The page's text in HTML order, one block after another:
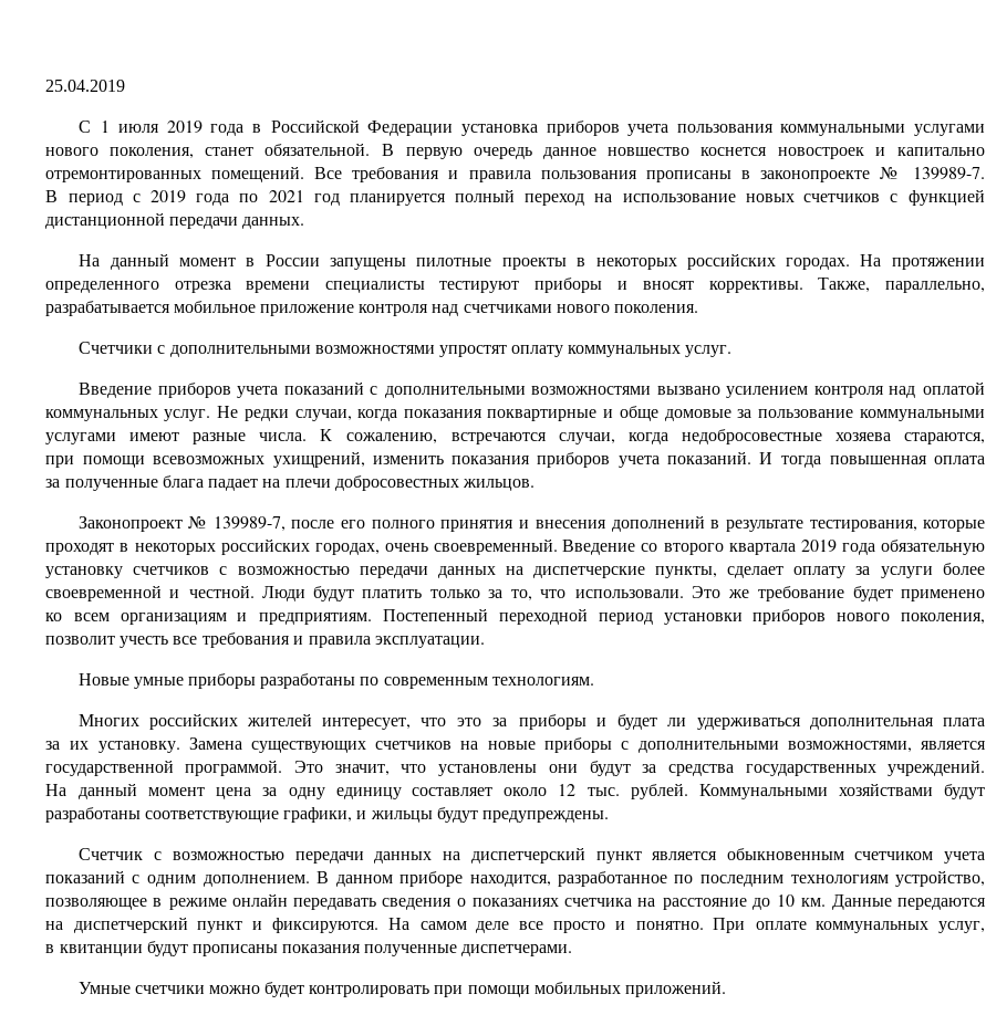
25.04.2019
С 1 июля 2019 года в Российской Федерации установка приборов учета пользования коммунальными услугами
нового поколения, станет обязательной. В первую очередь данное новшество коснется новостроек и капитально
отремонтированных помещений. Все требования и правила пользования прописаны в законопроекте № 139989-7.
В период с 2019 года по 2021 год планируется полный переход на использование новых счетчиков с функцией
дистанционной передачи данных.
На данный момент в России запущены пилотные проекты в некоторых российских городах. На протяжении
определенного отрезка времени специалисты тестируют приборы и вносят коррективы. Также, параллельно,
разрабатывается мобильное приложение контроля над счетчиками нового поколения.
Счетчики с дополнительными возможностями упростят оплату коммунальных услуг.
Введение приборов учета показаний с дополнительными возможностями вызвано усилением контроля над оплатой
коммунальных услуг. Не редки случаи, когда показания поквартирные и обще домовые за пользование коммунальными
услугами имеют разные числа. К сожалению, встречаются случаи, когда недобросовестные хозяева стараются,
при помощи всевозможных ухищрений, изменить показания приборов учета показаний. И тогда повышенная оплата
за полученные блага падает на плечи добросовестных жильцов.
Законопроект № 139989-7, после его полного принятия и внесения дополнений в результате тестирования, которые
проходят в некоторых российских городах, очень своевременный. Введение со второго квартала 2019 года обязательную
установку счетчиков с возможностью передачи данных на диспетчерские пункты, сделает оплату за услуги более
своевременной и честной. Люди будут платить только за то, что использовали. Это же требование будет применено
ко всем организациям и предприятиям. Постепенный переходной период установки приборов нового поколения,
позволит учесть все требования и правила эксплуатации.
Новые умные приборы разработаны по современным технологиям.
Многих российских жителей интересует, что это за приборы и будет ли удерживаться дополнительная плата
за их установку. Замена существующих счетчиков на новые приборы с дополнительными возможностями, является
государственной программой. Это значит, что установлены они будут за средства государственных учреждений.
На данный момент цена за одну единицу составляет около 12 тыс. рублей. Коммунальными хозяйствами будут
разработаны соответствующие графики, и жильцы будут предупреждены.
Счетчик с возможностью передачи данных на диспетчерский пункт является обыкновенным счетчиком учета
показаний с одним дополнением. В данном приборе находится, разработанное по последним технологиям устройство,
позволяющее в режиме онлайн передавать сведения о показаниях счетчика на расстояние до 10 км. Данные передаются
на диспетчерский пункт и фиксируются. На самом деле все просто и понятно. При оплате коммунальных услуг,
в квитанции будут прописаны показания полученные диспетчерами.
Умные счетчики можно будет контролировать при помощи мобильных приложений.